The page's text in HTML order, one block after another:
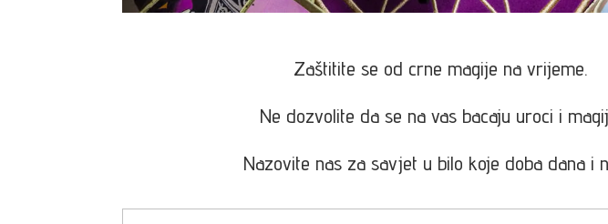
Zaštitite se od crne magije na vrijeme.
Ne dozvolite da se na vas bacaju uroci i
Nazovite nas za savjet u bilo koje doba dana i